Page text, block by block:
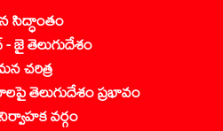
సిద్ధాంతం
జై తెలుగుదేశం
చరిత్ర
ప్రభావం
వర్గం